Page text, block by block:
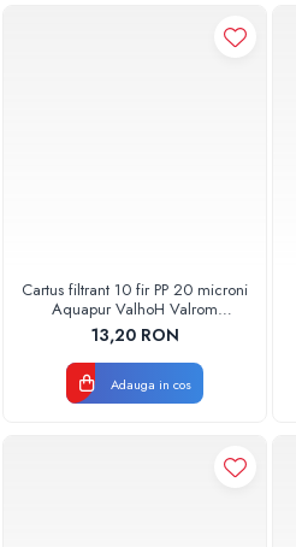
Cartus filtrant 10 fir PP 20 microni
Aquapur ValhoH Valrom
AQUA07000210020
13,20 RON
Adauga in cos